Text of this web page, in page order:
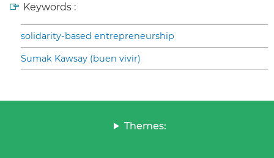
Keywords :
solidarity-based entrepreneurship
Sumak Kawsay (buen vivir)
Themes: